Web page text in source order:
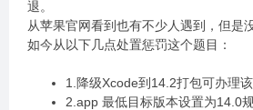
退。
从苹果官网看到也有不少人遇到，但是
如今从以下几点处置惩罚这个题目：
1.降级Xcode到14.2打包可办理
2.app 最低目标版本设置为14.0